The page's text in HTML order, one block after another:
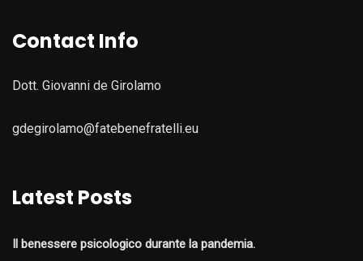
Contact Info
Dott. Giovanni de Girolamo
gdegirolamo@fatebenefratelli.eu
Latest Posts
Il benessere psicologico durante la pandemia.